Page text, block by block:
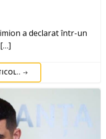
a declarat într-un